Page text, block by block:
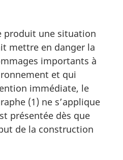
produit une situation
mettre en danger la
importants à
et qui
immédiate, le
(1) ne s’applique
présentée dès que
de la construction